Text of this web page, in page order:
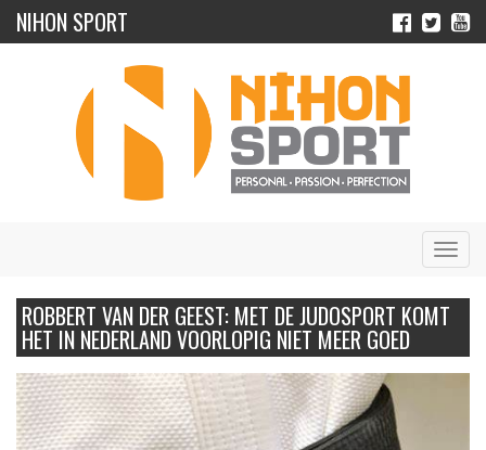
NIHON SPORT
ROBBERT VAN DER GEEST: MET DE JUDOSPORT KOMT
HET IN NEDERLAND VOORLOPIG NIET MEER GOED